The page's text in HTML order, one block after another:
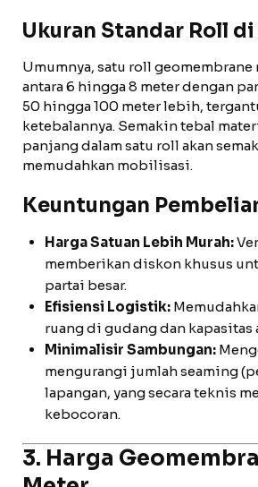
Ukuran Standar Roll di
Umumnya, satu roll
antara 6 hingga 8 meter dengan
50 hingga 100 meter lebih,
ketebalannya. Semakin tebal
panjang dalam satu roll akan
memudahkan mobilisasi.
Keuntungan
Harga Satuan Lebih Murah:
memberikan diskon khusus
partai besar.
Efisiensi Logistik:
ruang di gudang dan kapasitas
Minimalisir Sambungan:
mengurangi jumlah seaming
lapangan, yang secara teknis
kebocoran.
3. Harga